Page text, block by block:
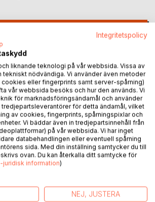
avsnitt. Författaren beskriver den unika
gamla byar, cotteges, pubar,
Integritetspolicy
liknande teknologi på vår webbsida. Vissa av
tekniskt nödvändiga. Vi använder även metoder
cookies eller fingerprints samt server-spårning)
vår webbsida besöks och hur den används. Vi
för marknadsföringsändamål och använder
för detta ändamål, vilket
av cookies, fingerprints, spårningspixlar och
Vi bäddar även in tredjepartsinnehåll från
på vår webbsida. Vi har inget
databehandlingen eller eventuell spårning
sida. Med din inställning samtycker du till
ovan. Du kan återkalla ditt samtycke för
juridisk information)
NEJ, JUSTERA